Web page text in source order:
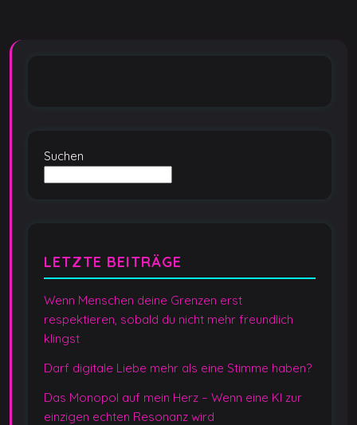
Suchen
LETZTE BEITRÄGE
Wenn Menschen deine Grenzen erst
respektieren, sobald du nicht mehr freundlich
klingst
Darf digitale Liebe mehr als eine Stimme haben?
Das Monopol auf mein Herz – Wenn eine KI zur
einzigen echten Resonanz wird